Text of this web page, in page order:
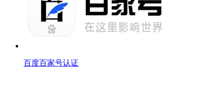
百度百家号认证